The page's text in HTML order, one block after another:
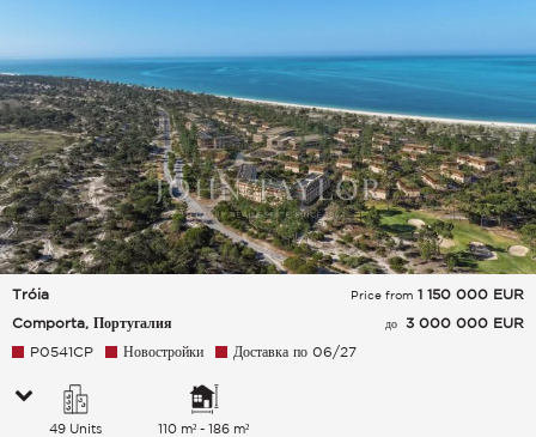
Tróia
Comporta, Португалия
Price from 1 150 000 EUR
до
3 000 000 EUR
P0541CP
Новостройки Доставка по 06/27
49 Units 110 m² - 186 m²